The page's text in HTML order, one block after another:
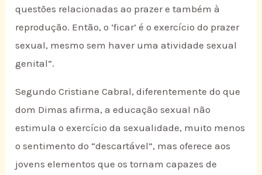
questões relacionadas ao prazer e também à
reprodução. Então, o ‘ficar’ é o exercício do prazer
sexual, mesmo sem haver uma atividade sexual
genital”.
Segundo Cristiane Cabral, diferentemente do que
dom Dimas afirma, a educação sexual não
estimula o exercício da sexualidade, muito menos
o sentimento do “descartável”, mas oferece aos
jovens elementos que os tornam capazes de